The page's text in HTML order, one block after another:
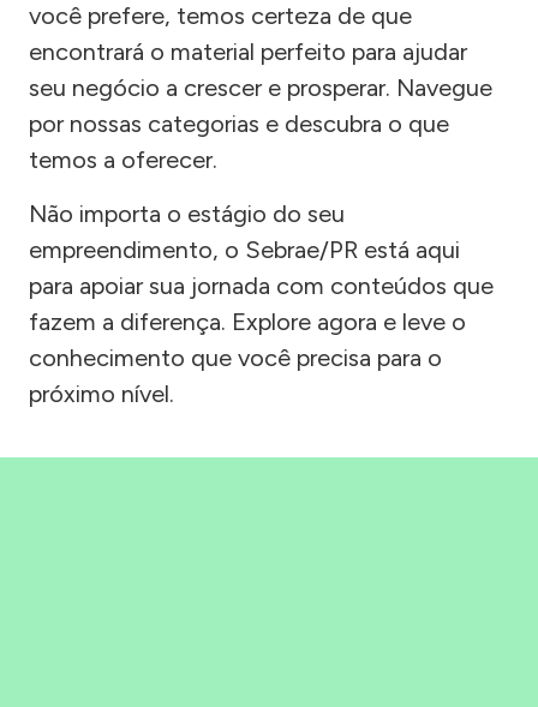
você prefere, temos certeza de que
encontrará o material perfeito para ajudar
seu negócio a crescer e prosperar. Navegue
por nossas categorias e descubra o que
temos a oferecer.
Não importa o estágio do seu
empreendimento, o Sebrae/PR está aqui
para apoiar sua jornada com conteúdos que
fazem a diferença. Explore agora e leve o
conhecimento que você precisa para o
próximo nível.